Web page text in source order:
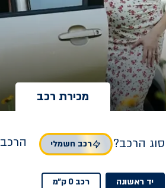
מכירת רכב
סוג הרכב? רכב חשמלי
יד ראשונה רכב 0 ק"מ